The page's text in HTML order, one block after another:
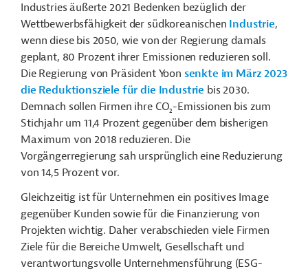
Industries äußerte 2021 Bedenken bezüglich der
Wettbewerbsfähigkeit der südkoreanischen Industrie,
wenn diese bis 2050, wie von der Regierung damals
geplant, 80 Prozent ihrer Emissionen reduzieren soll.
Die Regierung von Präsident Yoon senkte im März 2023
die Reduktionsziele für die Industrie bis 2030.
Demnach sollen Firmen ihre CO2-Emissionen bis zum
Stichjahr um 11,4 Prozent gegenüber dem bisherigen
Maximum von 2018 reduzieren. Die
Vorgängerregierung sah ursprünglich eine Reduzierung
von 14,5 Prozent vor.
Gleichzeitig ist für Unternehmen ein positives Image
gegenüber Kunden sowie für die Finanzierung von
Projekten wichtig. Daher verabschieden viele Firmen
Ziele für die Bereiche Umwelt, Gesellschaft und
verantwortungsvolle Unternehmensführung (ESG-